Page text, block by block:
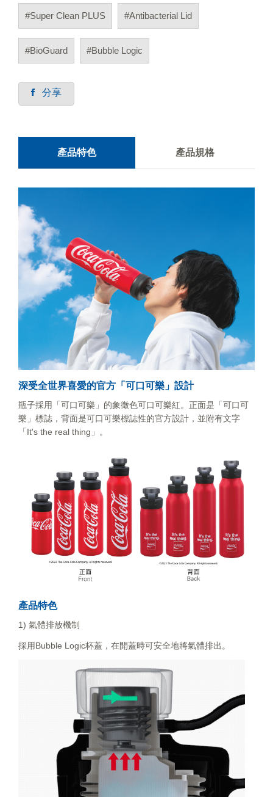
#Super Clean PLUS #Antibacterial Lid
#BioGuard #Bubble Logic
分享
產品特色 產品規格
深受全世界喜愛的官方「可口可樂」設計
瓶子採用「可口可樂」的象徵色可口可樂紅。正面是「可口可
樂」標誌，背面是可口可樂標誌性的官方設計，並附有文字
「It's the real thing」。
產品特色
1) 氣體排放機制
採用Bubble Logic杯蓋，在開蓋時可安全地將氣體排出。